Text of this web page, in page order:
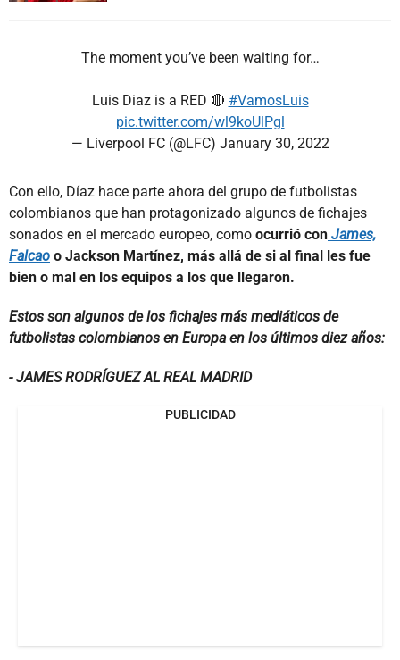
The moment you’ve been waiting for…
Luis Diaz is a RED 🔴 #VamosLuis
pic.twitter.com/wl9koUlPgl
— Liverpool FC (@LFC) January 30, 2022
Con ello, Díaz hace parte ahora del grupo de futbolistas
colombianos que han protagonizado algunos de fichajes
sonados en el mercado europeo, como ocurrió con James,
Falcao o Jackson Martínez, más allá de si al final les fue
bien o mal en los equipos a los que llegaron.
Estos son algunos de los fichajes más mediáticos de
futbolistas colombianos en Europa en los últimos diez años:
- JAMES RODRÍGUEZ AL REAL MADRID
PUBLICIDAD